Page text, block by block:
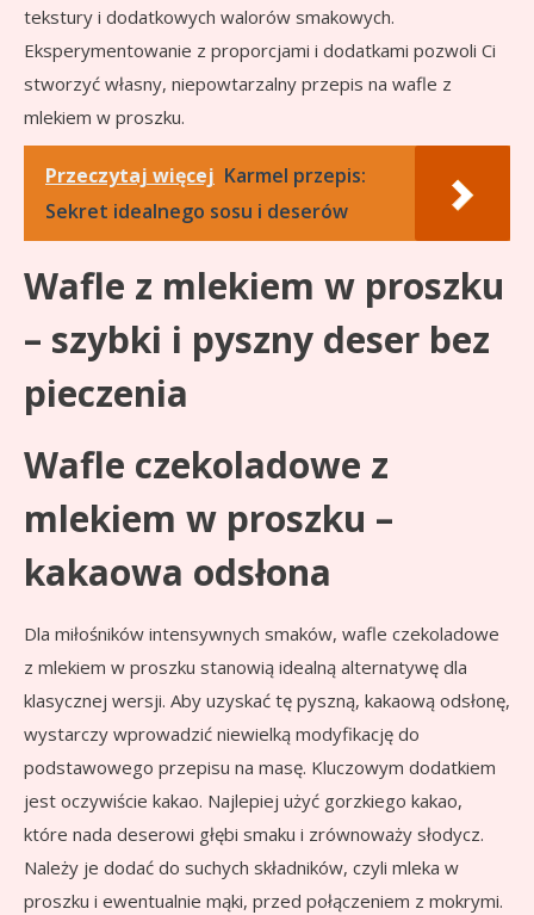
tekstury i dodatkowych walorów smakowych.
Eksperymentowanie z proporcjami i dodatkami pozwoli Ci
stworzyć własny, niepowtarzalny przepis na wafle z
mlekiem w proszku.
Przeczytaj więcej Karmel przepis:
Sekret idealnego sosu i deserów
Wafle z mlekiem w proszku
– szybki i pyszny deser bez
pieczenia
Wafle czekoladowe z
mlekiem w proszku –
kakaowa odsłona
Dla miłośników intensywnych smaków, wafle czekoladowe
z mlekiem w proszku stanowią idealną alternatywę dla
klasycznej wersji. Aby uzyskać tę pyszną, kakaową odsłonę,
wystarczy wprowadzić niewielką modyfikację do
podstawowego przepisu na masę. Kluczowym dodatkiem
jest oczywiście kakao. Najlepiej użyć gorzkiego kakao,
które nada deserowi głębi smaku i zrównoważy słodycz.
Należy je dodać do suchych składników, czyli mleka w
proszku i ewentualnie mąki, przed połączeniem z mokrymi.